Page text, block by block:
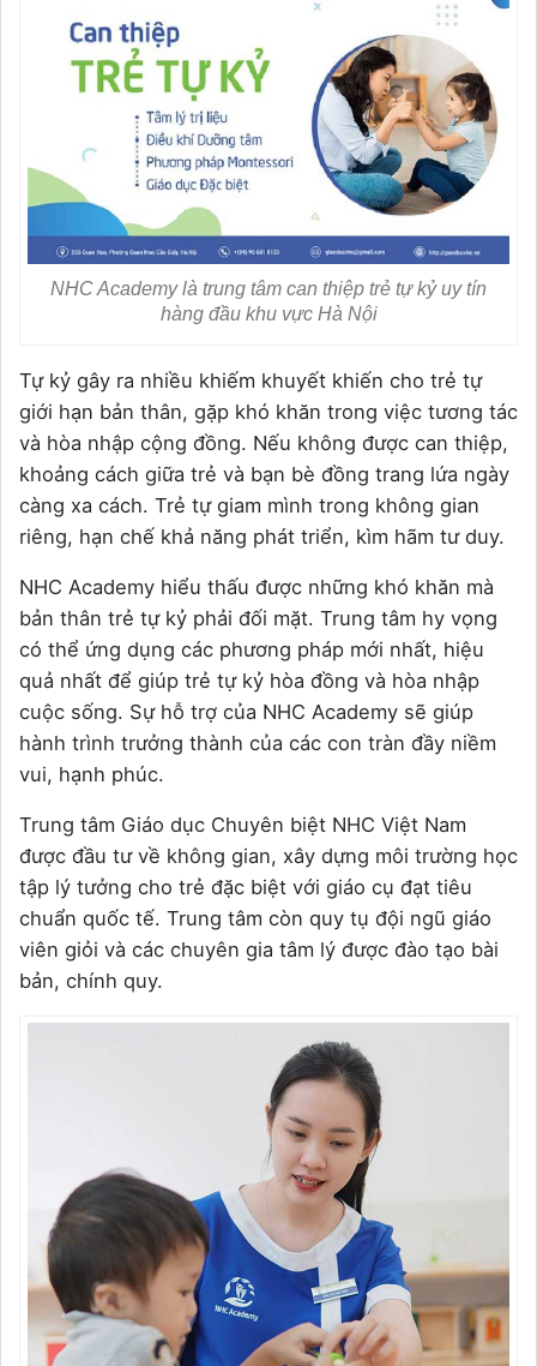
NHC Academy là trung tâm can thiệp trẻ tự kỷ uy tín
hàng đầu khu vực Hà Nội
Tự kỷ gây ra nhiều khiếm khuyết khiến cho trẻ tự
giới hạn bản thân, gặp khó khăn trong việc tương tác
và hòa nhập cộng đồng. Nếu không được can thiệp,
khoảng cách giữa trẻ và bạn bè đồng trang lứa ngày
càng xa cách. Trẻ tự giam mình trong không gian
riêng, hạn chế khả năng phát triển, kìm hãm tư duy.
NHC Academy hiểu thấu được những khó khăn mà
bản thân trẻ tự kỷ phải đối mặt. Trung tâm hy vọng
có thể ứng dụng các phương pháp mới nhất, hiệu
quả nhất để giúp trẻ tự kỷ hòa đồng và hòa nhập
cuộc sống. Sự hỗ trợ của NHC Academy sẽ giúp
hành trình trưởng thành của các con tràn đầy niềm
vui, hạnh phúc.
Trung tâm Giáo dục Chuyên biệt NHC Việt Nam
được đầu tư về không gian, xây dựng môi trường học
tập lý tưởng cho trẻ đặc biệt với giáo cụ đạt tiêu
chuẩn quốc tế. Trung tâm còn quy tụ đội ngũ giáo
viên giỏi và các chuyên gia tâm lý được đào tạo bài
bản, chính quy.